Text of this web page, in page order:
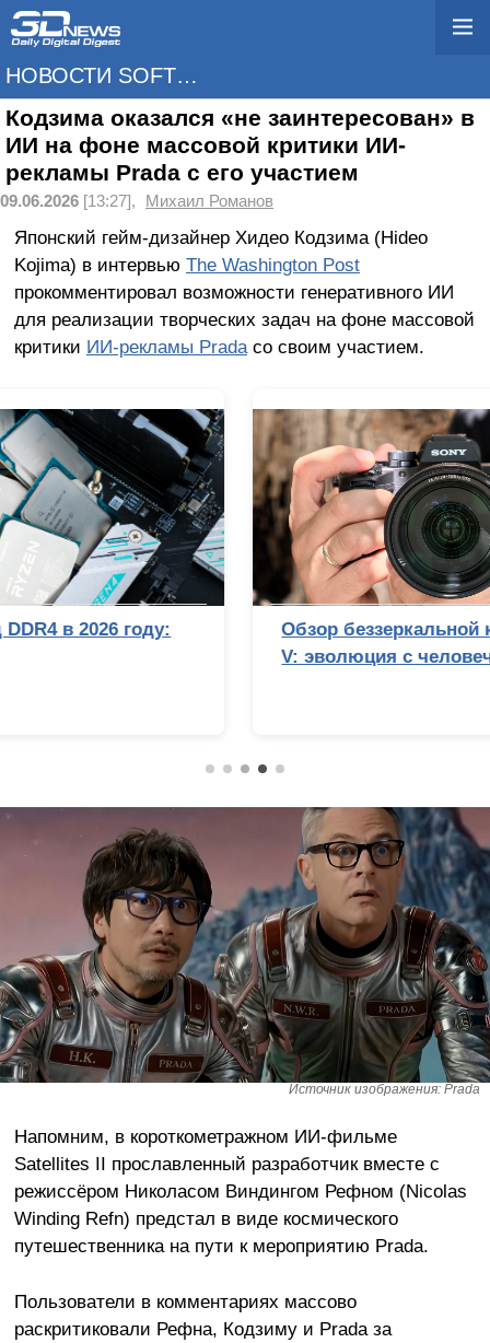
НОВОСТИ SOFTWARE
Кодзима оказался «не заинтересован» в
ИИ на фоне массовой критики ИИ-
рекламы Prada с его участием
09.06.2026 [13:27], Михаил Романов
Японский гейм-дизайнер Хидео Кодзима (Hideo
Kojima) в интервью The Washington Post
прокомментировал возможности генеративного ИИ
для реализации творческих задач на фоне массовой
критики ИИ-рекламы Pradaсо своим участием.
Обзор беззеркальной камеры Sony Alpha 7
V: эволюция с человеческим лицом
Источник изображения: Prada
Напомним, в короткометражном ИИ-фильме
Satellites II прославленный разработчик вместе с
режиссёром Николасом Виндингом Рефном (Nicolas
Winding Refn) предстал в виде космического
путешественника на пути к мероприятию Prada.
Пользователи в комментариях массово
раскритиковали Рефна, Кодзиму и Prada за